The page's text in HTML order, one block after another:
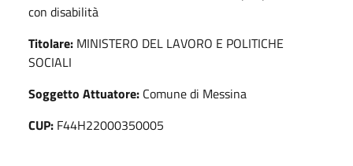
con disabilità
Titolare: MINISTERO DEL LAVORO E POLITICHE
SOCIALI
Soggetto Attuatore: Comune di Messina
CUP: F44H22000350005